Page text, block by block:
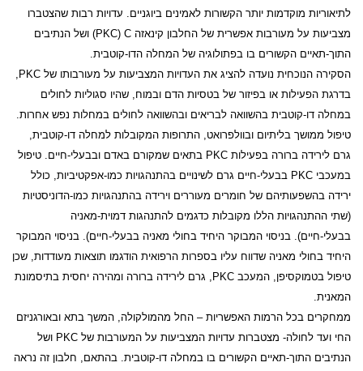
לתיאוריות מוקדמות יותר הקשורות לאמינים ביוגניים. עדויות רבות שהצטברו
מצביעות על מעורבות אפשרית של החלבון קינאזה C
(
PKC) ושל הנתיבים
התוך-תאיים הקשורים בו בפתולוגיה של המחלה הדו-קוטבית.
הסקירה הנוכחית נועדה להציג את העדויות המצביעות על מעורבותו של PKC
,
בדרגת הפעילות או בפיזור של בטסיות הדם ובמוח, שהיו סגוליות לחולים
במחלה דו-קוטבית בהשוואה לבריאים ובהשוואה לחולים במחלות נפש אחרות.
טיפול ממושך בליתיום ובוולפרואט, התרופות המקובלות למחלה דו-קוטבית,
גרם לירידה ברורה בפעילות PKC בתאים שמקורם באדם ובבעלי-חיים. טיפול
במעכבי PKC בבעלי-חיים גרם לשינויים בהתנהגויות כמו-אפקטיביות, כולל
ירידה בהשפעותיהם של חומרים מעוררים וירידה בהתנהגויות כמו-הדוניסטיות
(שתי ההתנהגויות הללו מקובלות כדגמים להתנהגות דמוית-מאניה
בבעלי-חיים). בניסוי המבוקר היחיד בחולי מאניה בבעלי-חיים). בניסוי המבוקר
היחיד בחולי מאניה שדווח עליו בספרות הרפואית הודגמו תוצאות מעודדות, שכן
טיפול בטמוקסיפן, המעכב PKC , גרם לירידה ברורה ומהירה יחסית בתיסמונת
המאנית.
ממחקרים בכל הרמות האפשריות – החל מהמולקולה, המשך בתא ובאורגניזם
החי ועד לחולה- מצטברות עדויות המצביעות על המעורבות של PKC ושל
הנתיבים התוך-תאיים הקשורים בו במחלה דו-קוטבית. בהתאם, חלבון זה נראה